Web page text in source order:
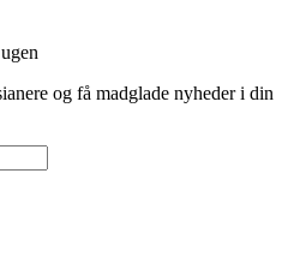
og få madglade nyheder i din